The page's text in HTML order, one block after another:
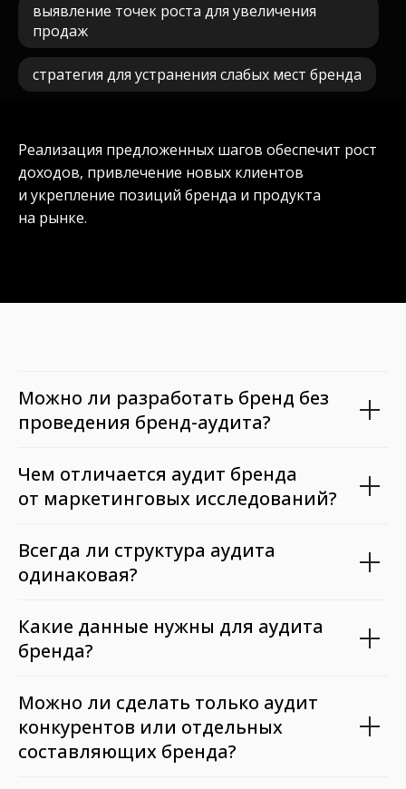
выявление точек роста для увеличения
продаж
стратегия для устранения слабых мест бренда
Реализация предложенных шагов обеспечит рост
доходов, привлечение новых клиентов
и укрепление позиций бренда и продукта
на рынке.
Можно ли разработать бренд без
проведения бренд-аудита?
Чем отличается аудит бренда
от маркетинговых исследований?
Всегда ли структура аудита
одинаковая?
Какие данные нужны для аудита
бренда?
Можно ли сделать только аудит
конкурентов или отдельных
составляющих бренда?